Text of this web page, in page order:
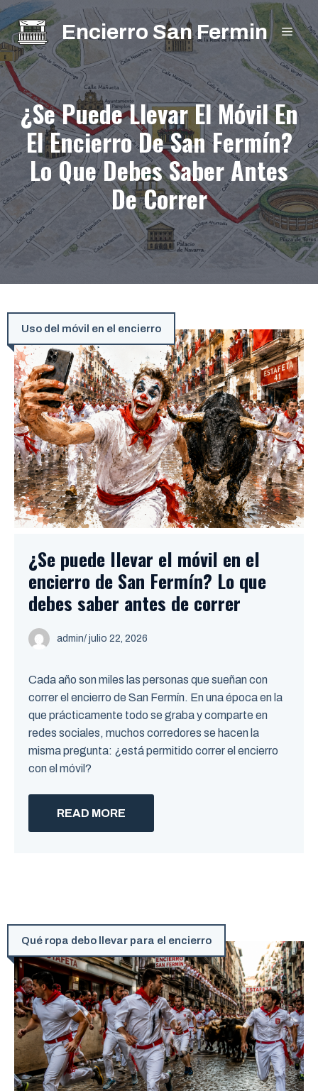
Saltar
al
contenido
Encierro San Fermin
¿Se Puede Llevar El Móvil En
El Encierro De San Fermín?
Lo Que Debes Saber Antes
De Correr
Uso del móvil en el encierro
¿Se puede llevar el móvil en el
encierro de San Fermín? Lo que
debes saber antes de correr
admin/ julio 22, 2026
Cada año son miles las personas que sueñan con
correr el encierro de San Fermín. En una época en la
que prácticamente todo se graba y comparte en
redes sociales, muchos corredores se hacen la
misma pregunta: ¿está permitido correr el encierro
con el móvil?
READ MORE
Qué ropa debo llevar para el encierro